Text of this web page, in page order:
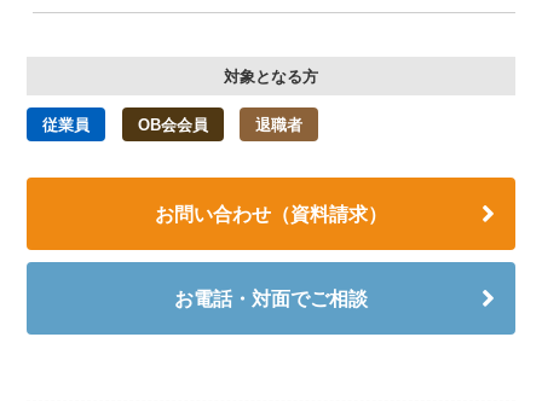
対象となる方
従業員 OB会会員 退職者
お問い合わせ（資料請求）
お電話・対面でご相談